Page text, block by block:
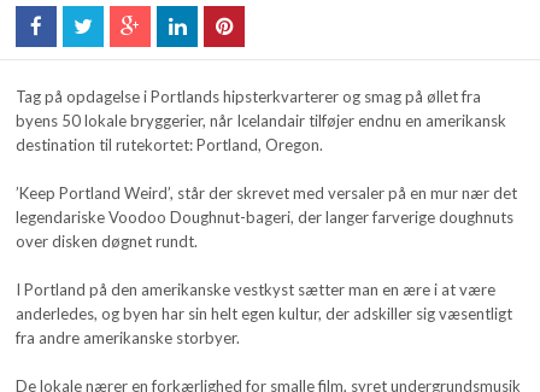
Tag på opdagelse i Portlands hipsterkvarterer og smag på øllet fra
byens 50 lokale bryggerier, når Icelandair tilføjer endnu en amerikansk
destination til rutekortet: Portland, Oregon.
’Keep Portland Weird’, står der skrevet med versaler på en mur nær det
legendariske Voodoo Doughnut-bageri, der langer farverige doughnuts
over disken døgnet rundt.
I Portland på den amerikanske vestkyst sætter man en ære i at være
anderledes, og byen har sin helt egen kultur, der adskiller sig væsentligt
fra andre amerikanske storbyer.
De lokale nærer en forkærlighed for smalle film, syret undergrundsmusik